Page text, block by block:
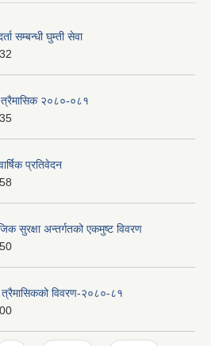
सम्बन्धी घुम्ती सेवा
त्रैमासिक २०८०-०८१
प्रतिवेदन
सुरक्षा अन्तर्गतको एकमुष्ट विवरण
त्रैमासिकको विवरण-२०८०-८१